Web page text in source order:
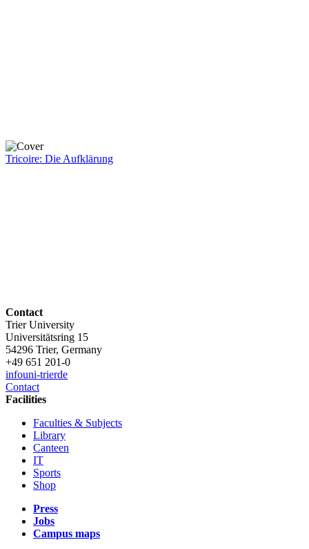
Tricoire: Die Aufklärung
Contact
Trier University
Universitätsring 15
54296 Trier, Germany
+49 651 201-0
infouni-trierde
Contact
Facilities
Faculties & Subjects
Library
Canteen
IT
Sports
Shop
Press
Jobs
Campus maps